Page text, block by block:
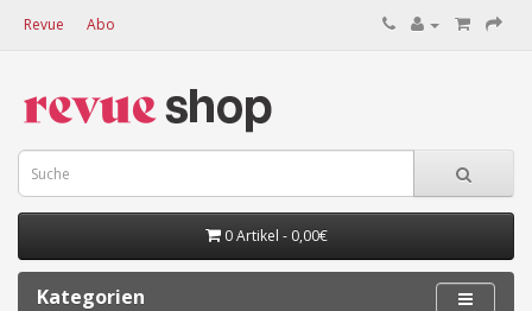
Revue Abo
0 Artikel - 0,00€
Kategorien